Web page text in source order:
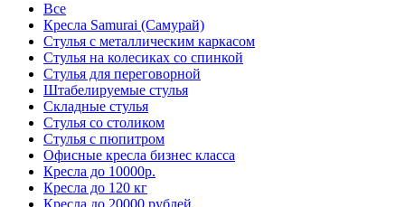
Все
Кресла Samurai (Самурай)
Стулья с металлическим каркасом
Стулья на колесиках со спинкой
Стулья для переговорной
Штабелируемые стулья
Складные стулья
Стулья со столиком
Стулья с пюпитром
Офисные кресла бизнес класса
Кресла до 10000р.
Кресла до 120 кг